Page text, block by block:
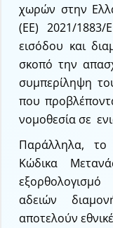
χωρών στην
(ΕΕ) 2021/1883/
εισόδου και
σκοπό την
συμπερίληψη
που
νομοθεσία σε
Παράλληλα, το
Κώδικα
αδειών
αποτελούν